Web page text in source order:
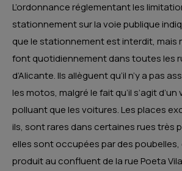
L’ordonnance réglementant les
stationnement sur la voie publique
que le stationnement est interdit, mais
font quotidiennement dans toutes les
d’Alicante. Ils allèguent qu’il n’y a pas
les motos, malgré le fait qu’il s’agit
polluant que les voitures. Les places
ils, sont rares dans certaines rues très
elles sont occupées par des
produit au confluent de la rue Poeta